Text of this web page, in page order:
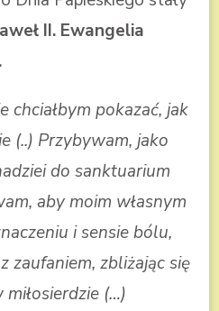
II. Ewangelia
chciałbym pokazać, jak
(..) Przybywam, jako
do sanktuarium
aby moim własnym
i sensie bólu,
zaufaniem, zbliżając się
(…)